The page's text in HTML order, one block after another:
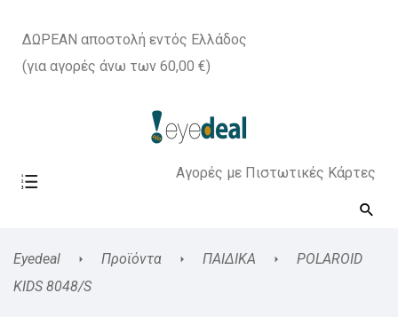
ΔΩΡΕΑΝ αποστολή εντός Ελλάδος
(για αγορές άνω των 60,00 €)
Αγορές με Πιστωτικές Κάρτες
Eyedeal Προϊόντα ΠΑΙΔΙΚΑ
POLAROID
KIDS 8048/S